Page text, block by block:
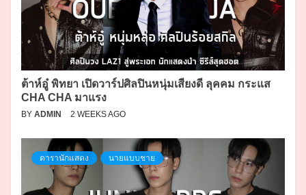
ต้าห์อู๋ พิทยา เปิดวาร์ปศิลปินหนุ่มเสียงดี ลุคคม กระแส
CHA CHA มาแรง
BY ADMIN 2 WEEKS AGO
ดารานักแสดง นายแบบชาย